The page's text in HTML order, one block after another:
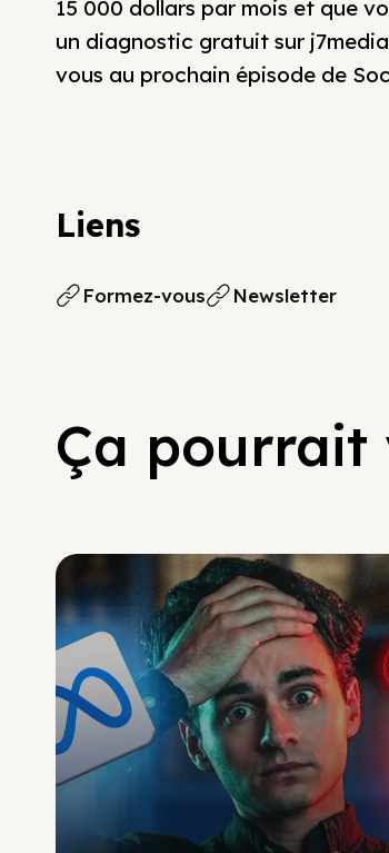
15 000 dollars par mois et que
un diagnostic gratuit sur
vous au prochain épisode de
Liens
Formez-vous Newsletter
Ça pourrait
Social